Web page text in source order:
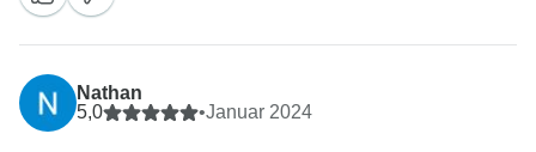
Nathan
5,0
•Januar 2024